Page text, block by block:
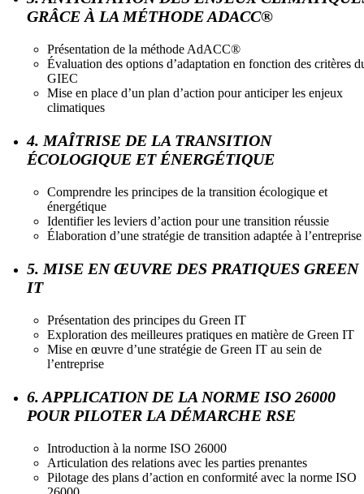
GRÂCE À LA MÉTHODE ADACC®
Présentation de la méthode AdACC®
Évaluation des options d’adaptation en fonction des critères
GIEC
Mise en place d’un plan d’action pour anticiper les enjeux
climatiques
4. MAÎTRISE DE LA TRANSITION
ÉCOLOGIQUE ET ÉNERGÉTIQUE
Comprendre les principes de la transition écologique et
énergétique
Identifier les leviers d’action pour une transition réussie
Élaboration d’une stratégie de transition adaptée à l’entreprise
5. MISE EN ŒUVRE DES PRATIQUES GREEN
IT
Présentation des principes du Green IT
Exploration des meilleures pratiques en matière de Green IT
Mise en œuvre d’une stratégie de Green IT au sein de
l’entreprise
6. APPLICATION DE LA NORME ISO 26000
POUR PILOTER LA DÉMARCHE RSE
Introduction à la norme ISO 26000
Articulation des relations avec les parties prenantes
Pilotage des plans d’action en conformité avec la norme ISO